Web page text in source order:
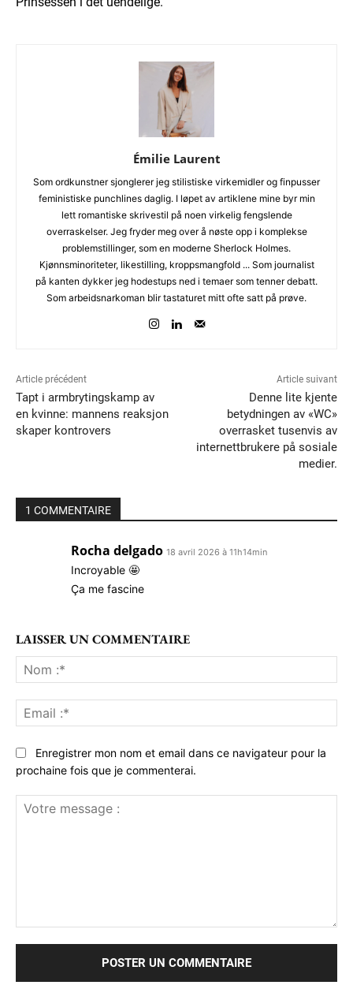
Émilie Laurent
Som ordkunstner sjonglerer jeg stilistiske virkemidler og finpusser
feministiske punchlines daglig. I løpet av artiklene mine byr min
lett romantiske skrivestil på noen virkelig fengslende
overraskelser. Jeg fryder meg over å nøste opp i komplekse
problemstillinger, som en moderne Sherlock Holmes.
Kjønnsminoriteter, likestilling, kroppsmangfold ... Som journalist
på kanten dykker jeg hodestups ned i temaer som tenner debatt.
Som arbeidsnarkoman blir tastaturet mitt ofte satt på prøve.
Article précédent
Tapt i armbrytingskamp av
en kvinne: mannens reaksjon
skaper kontrovers
Article suivant
Denne lite kjente
betydningen av «WC»
overrasket tusenvis av
internettbrukere på sosiale
medier.
1 COMMENTAIRE
Rocha delgado 18 avril 2026 à 11h14min
Incroyable 🤩
Ça me fascine
LAISSER UN COMMENTAIRE
:*
:*
Enregistrer mon nom et email dans ce navigateur pour la
prochaine fois que je commenterai.